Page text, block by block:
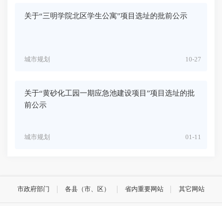
关于“三明学院北区学生公寓”项目选址的批前公示
10-27
城市规划
关于“黄砂化工园一期应急池建设项目”项目选址的批
前公示
01-11
城市规划
市政府部门 各县（市、区） 省内重要网站 其它网站